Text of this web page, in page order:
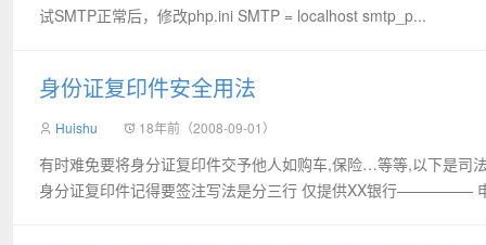
试SMTP正常后，修改php.ini SMTP = localhost smtp_p...
身份证复印件安全用法
Huishu 18年前（2008-09-01）
有时难免要将身分证复印件交予他人如购车,保险…等等,以下是
身分证复印件记得要签注写法是分三行 仅提供XX银行